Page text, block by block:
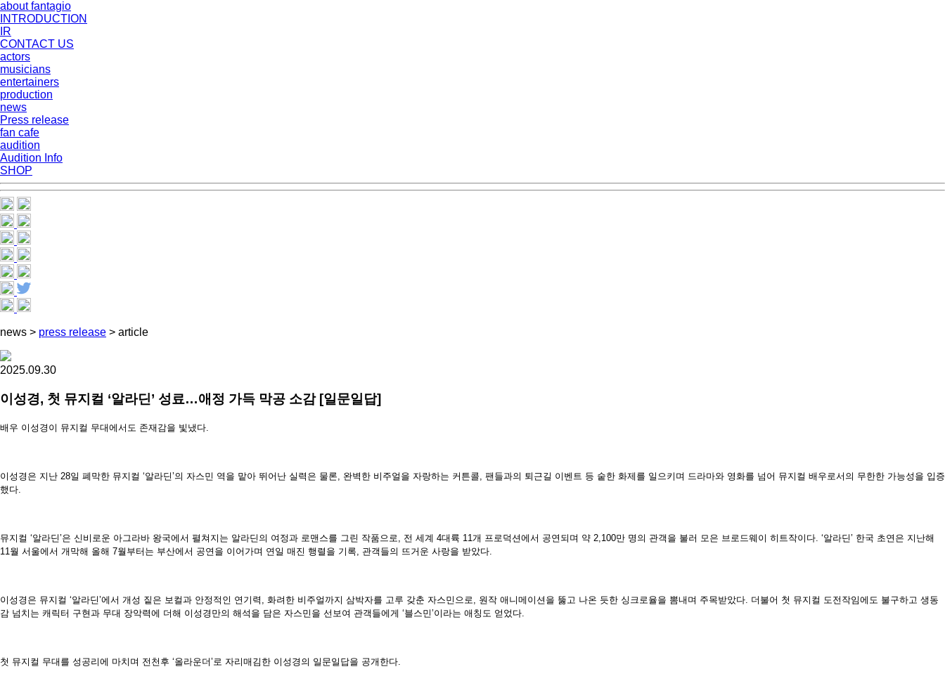
about fantagio
INTRODUCTION
IR
CONTACT US
actors
musicians
entertainers
production
news
Press release
fan cafe
audition
Audition Info
SHOP
news > press release > article
2025.09.30
이성경, 첫 뮤지컬 ‘알라딘’ 성료…애정 가득 막공 소감 [일문일답]
배우 이성경이 뮤지컬 무대에서도 존재감을 빛냈다.
이성경은 지난 28일 폐막한 뮤지컬 ‘알라딘’의 자스민 역을 맡아 뛰어난 실력은 물론, 완벽한 비주얼을 자랑하는 커튼콜, 팬들과의 퇴근길 이벤트 등 숱한 화제를 일으키며 드라마와 영화를 넘어 뮤지컬 배우로서의 무한한 가능성을 입증
했다.
뮤지컬 ‘알라딘’은 신비로운 아그라바 왕국에서 펼쳐지는 알라딘의 여정과 로맨스를 그린 작품으로, 전 세계 4대륙 11개 프로덕션에서 공연되며 약 2,100만 명의 관객을 불러 모은 브로드웨이 히트작이다. ‘알라딘’ 한국 초연은 지난해
11월 서울에서 개막해 올해 7월부터는 부산에서 공연을 이어가며 연일 매진 행렬을 기록, 관객들의 뜨거운 사랑을 받았다.
이성경은 뮤지컬 ‘알라딘’에서 개성 짙은 보컬과 안정적인 연기력, 화려한 비주얼까지 삼박자를 고루 갖춘 자스민으로, 원작 애니메이션을 뚫고 나온 듯한 싱크로율을 뽐내며 주목받았다. 더불어 첫 뮤지컬 도전작임에도 불구하고 생동
감 넘치는 캐릭터 구현과 무대 장악력에 더해 이성경만의 해석을 담은 자스민을 선보여 관객들에게 ‘블스민’이라는 애칭도 얻었다.
첫 뮤지컬 무대를 성공리에 마치며 전천후 ‘올라운더’로 자리매김한 이성경의 일문일답을 공개한다.